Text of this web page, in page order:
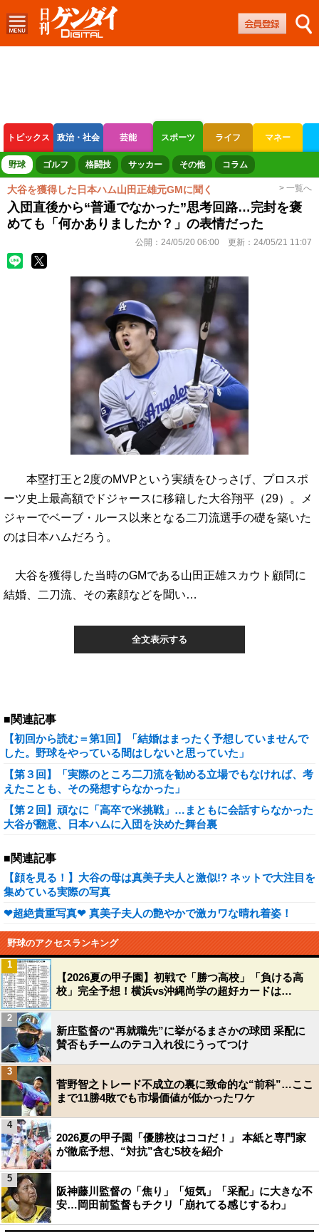
トピックス 政治・社会 芸能 スポーツ ライフ マネー
ボートレース 競輪 オートレース
野球 ゴルフ 格闘技 サッカー その他 コラム
大谷を獲得した日本ハム山田正雄元GMに聞く > 一覧へ
入団直後から“普通でなかった”思考回路…完封を褒
めても「何かありましたか？」の表情だった
公開： 24/05/20 06:00 更新： 24/05/21 11:07
本塁打王と2度のMVPという実績をひっさげ、プロスポ
ーツ史上最高額でドジャースに移籍した大谷翔平（29）。メ
ジャーでベーブ・ルース以来となる二刀流選手の礎を築いた
のは日本ハムだろう。
大谷を獲得した当時のGMである山田正雄スカウト顧問に
結婚、二刀流、その素顔などを聞い…
全文表示する
■関連記事
【初回から読む＝第1回】「結婚はまったく予想していませんで
した。野球をやっている間はしないと思っていた」
【第３回】「実際のところ二刀流を勧める立場でもなければ、考
えたことも、その発想すらなかった」
【第２回】頑なに「高卒で米挑戦」…まともに会話すらなかった
大谷が翻意、日本ハムに入団を決めた舞台裏
■関連記事
【顔を見る！】大谷の母は真美子夫人と激似!? ネットで大注目を
集めている実際の写真
❤超絶貴重写真❤ 真美子夫人の艶やかで激カワな晴れ着姿！
野球のアクセスランキング
【2026夏の甲子園】初戦で「勝つ高校」「負ける高
校」完全予想！横浜vs沖縄尚学の超好カードは…
1
新庄監督の“再就職先”に挙がるまさかの球団 采配に
賛否もチームのテコ入れ役にうってつけ
2
菅野智之トレード不成立の裏に致命的な“前科”…ここ
まで11勝4敗でも市場価値が低かったワケ
3
2026夏の甲子園「優勝校はココだ！」 本紙と専門家
が徹底予想、“対抗”含む5校を紹介
4
阪神藤川監督の「焦り」「短気」「采配」に大きな不
安…岡田前監督もチクリ「崩れてる感じするわ」
5